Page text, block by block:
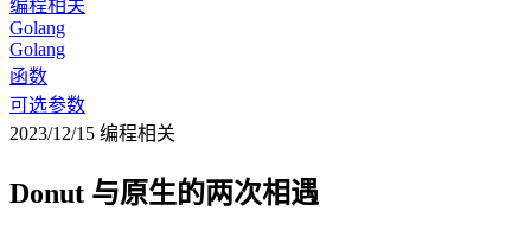
编程相关
Golang
Golang
函数
可选参数
2023/12/15 编程相关
Donut 与原生的两次相遇